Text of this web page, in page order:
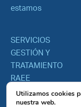
estamos
SERVICIOS
GESTIÓN Y
TRATAMIENTO
RAEE
Utilizamos cookies
nuestra web.